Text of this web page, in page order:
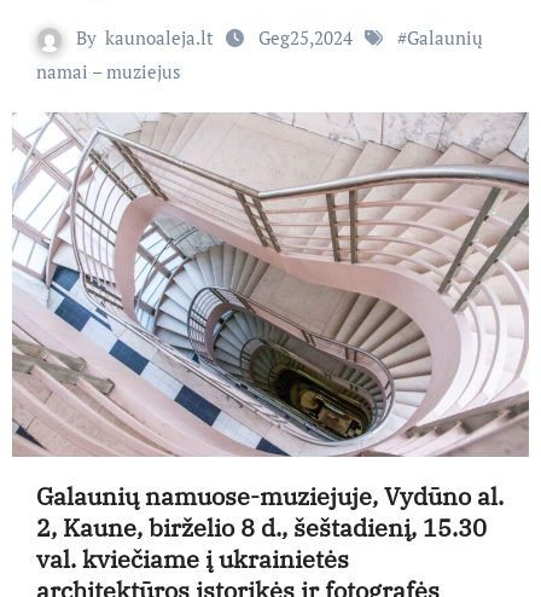
By kaunoaleja.lt Geg25,2024 #Galaunių
namai – muziejus
Galaunių namuose-muziejuje,Vydūno al.
2, Kaune,birželio 8 d., šeštadienį, 15.30
val.kviečiame į ukrainietės
architektūros istorikės ir fotografės